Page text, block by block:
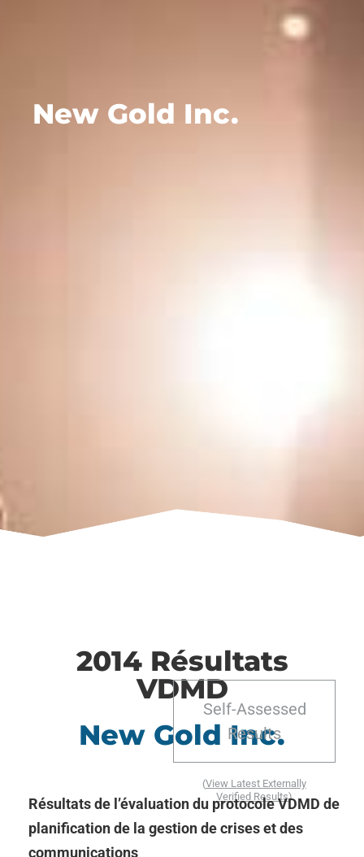
New Gold Inc.
Self-Assessed
Results
(View Latest Externally
Verified Results)
2014 Résultats
VDMD
New Gold Inc.
Résultats de l’évaluation du protocole VDMD de
planification de la gestion de crises et des
communications